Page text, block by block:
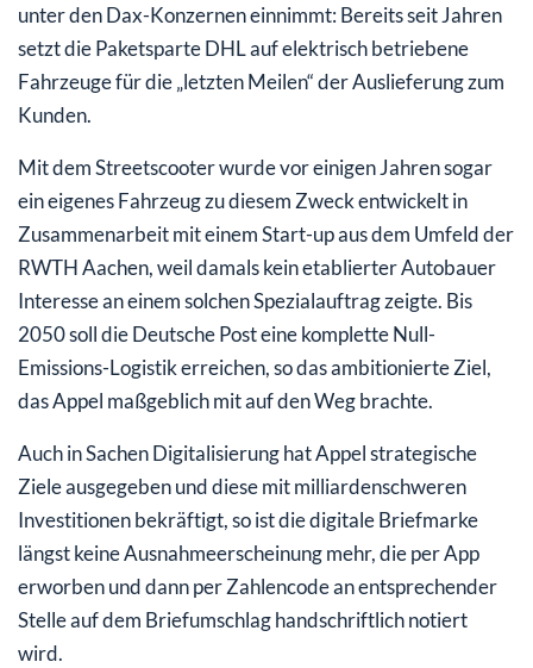
unter den Dax-Konzernen einnimmt: Bereits seit Jahren
setzt die Paketsparte DHL auf elektrisch betriebene
Fahrzeuge für die „letzten Meilen“ der Auslieferung zum
Kunden.
Mit dem Streetscooter wurde vor einigen Jahren sogar
ein eigenes Fahrzeug zu diesem Zweck entwickelt in
Zusammenarbeit mit einem Start-up aus dem Umfeld der
RWTH Aachen, weil damals kein etablierter Autobauer
Interesse an einem solchen Spezialauftrag zeigte. Bis
2050 soll die Deutsche Post eine komplette Null-
Emissions-Logistik erreichen, so das ambitionierte Ziel,
das Appel maßgeblich mit auf den Weg brachte.
Auch in Sachen Digitalisierung hat Appel strategische
Ziele ausgegeben und diese mit milliardenschweren
Investitionen bekräftigt, so ist die digitale Briefmarke
längst keine Ausnahmeerscheinung mehr, die per App
erworben und dann per Zahlencode an entsprechender
Stelle auf dem Briefumschlag handschriftlich notiert
wird.